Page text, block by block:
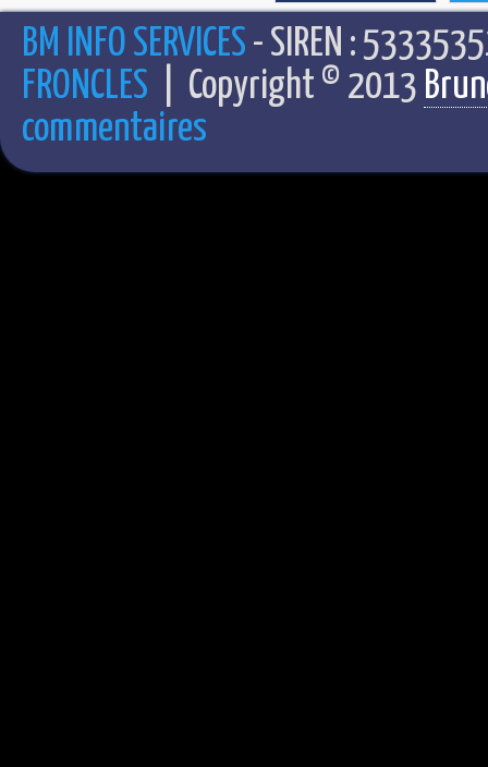
BM INFO SERVICES - SIREN :
FRONCLES | Copyright © 2013
commentaires